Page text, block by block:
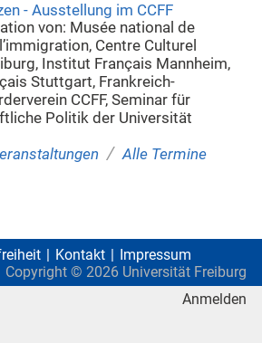
- Ausstellung im CCFF
von: Musée national de
Centre Culturel
Institut Français Mannheim,
Stuttgart, Frankreich-
CCFF, Seminar für
Politik der Universität
/ Alle Termine
Kontakt
Impressum
Copyright © 2026 Universität Freiburg
Anmelden